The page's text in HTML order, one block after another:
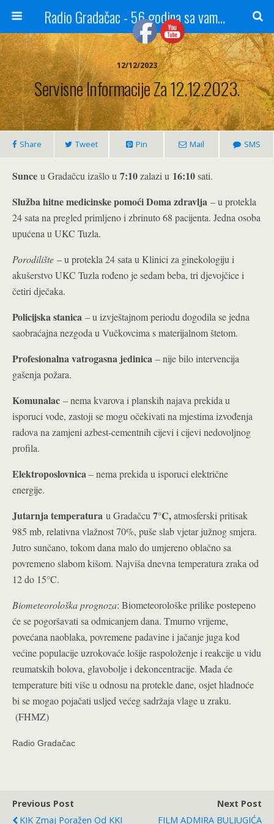
Radio Gradačac - 56 godina sa vama...
12/12/2023
Servisne Informacije Za 12.12.2023.
Share Tweet Pin Mail SMS
Sunce u Gradačcu izašlo u 7:10zalazi u 16:10sati.
Služba hitne medicinske pomoći Doma zdravlja – u protekla
24 sata na pregled primljeno i zbrinuto 68 pacijenta. Jedna osoba
upućena u UKC Tuzla.
Porodilište – u protekla 24 sata u Klinici za ginekologiju i
akušerstvo UKC Tuzla rođeno je sedam beba, tri djevojčice i
četiri dječaka.
Policijska stanica – u izvještajnom periodu dogodila se jedna
saobraćajna nezgoda u Vučkovcima s materijalnom štetom.
Profesionalna vatrogasna jedinica – nije bilo intervencija
gašenja požara.
Komunalac – nema kvarova i planskih najava prekida u
isporuci vode, zastoji se mogu očekivati na mjestima izvođenja
radova na zamjeni azbest-cementnih cijevi i cijevi nedovoljnog
profila.
Elektroposlovnica– nema prekida u isporuci električne
energije.
Jutarnja temperatura u Gradačcu 7°C,atmosferski pritisak
985 mb, relativna vlažnost 70%, puše slab vjetar južnog smjera.
Jutro sunčano, tokom dana malo do umjereno oblačno sa
povremeno slabom kišom. Najviša dnevna temperatura zraka od
12 do 15°C.
Biometeorološka prognoza: Biometeorološke prilike postepeno
će se pogoršavati sa odmicanjem dana. Tmurno vrijeme,
povećana naoblaka, povremene padavine i jačanje juga kod
većine populacije uzrokovaće lošije raspoloženje i reakcije u vidu
reumatskih bolova, glavobolje i dekoncentracije. Mada će
temperature biti više u odnosu na protekle dane, osjet hladnoće
bi se mogao pojačati usljed većeg sadržaja vlage u zraku.
(FHMZ)
Radio Gradačac
Previous Post
KIK Zmaj Poražen Od KKI
Next Post
FILM ADMIRA BULJUGIĆA